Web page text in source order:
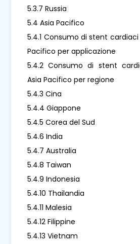
5.3.7 Russia
5.4 Asia Pacifico
5.4.1 Consumo di stent cardiaci
Pacifico per applicazione
5.4.2 Consumo di stent
Asia Pacifico per regione
5.4.3 Cina
5.4.4 Giappone
5.4.5 Corea del Sud
5.4.6 India
5.4.7 Australia
5.4.8 Taiwan
5.4.9 Indonesia
5.4.10 Thailandia
5.4.11 Malesia
5.4.12 Filippine
5.4.13 Vietnam